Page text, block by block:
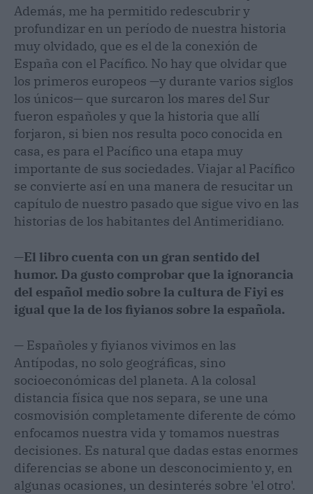
Además, me ha permitido redescubrir y
profundizar en un período de nuestra historia
muy olvidado, que es el de la conexión de
España con el Pacífico. No hay que olvidar que
los primeros europeos —y durante varios siglos
los únicos— que surcaron los mares del Sur
fueron españoles y que la historia que allí
forjaron, si bien nos resulta poco conocida en
casa, es para el Pacífico una etapa muy
importante de sus sociedades. Viajar al Pacífico
se convierte así en una manera de resucitar un
capítulo de nuestro pasado que sigue vivo en las
historias de los habitantes del Antimeridiano.
—El libro cuenta con un gran sentido del
humor. Da gusto comprobar que la ignorancia
del español medio sobre la cultura de Fiyi es
igual que la de los fiyianos sobre la española.
— Españoles y fiyianos vivimos en las
Antípodas, no solo geográficas, sino
socioeconómicas del planeta. A la colosal
distancia física que nos separa, se une una
cosmovisión completamente diferente de cómo
enfocamos nuestra vida y tomamos nuestras
decisiones. Es natural que dadas estas enormes
diferencias se abone un desconocimiento y, en
algunas ocasiones, un desinterés sobre 'el otro'.